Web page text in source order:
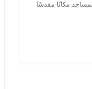
مكانًا مقدسًا